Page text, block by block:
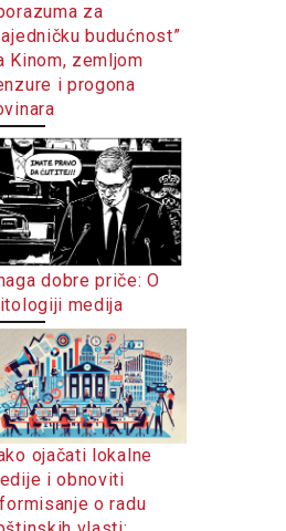
za
budućnost”
Kinom, zemljom
i progona
dobre priče: O
medija
ojačati lokalne
i obnoviti
o radu